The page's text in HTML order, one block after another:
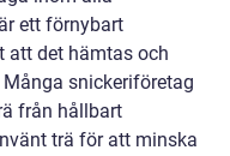
ett förnybart
att det hämtas och
snickeriföretag
från hållbart
trä för att minska